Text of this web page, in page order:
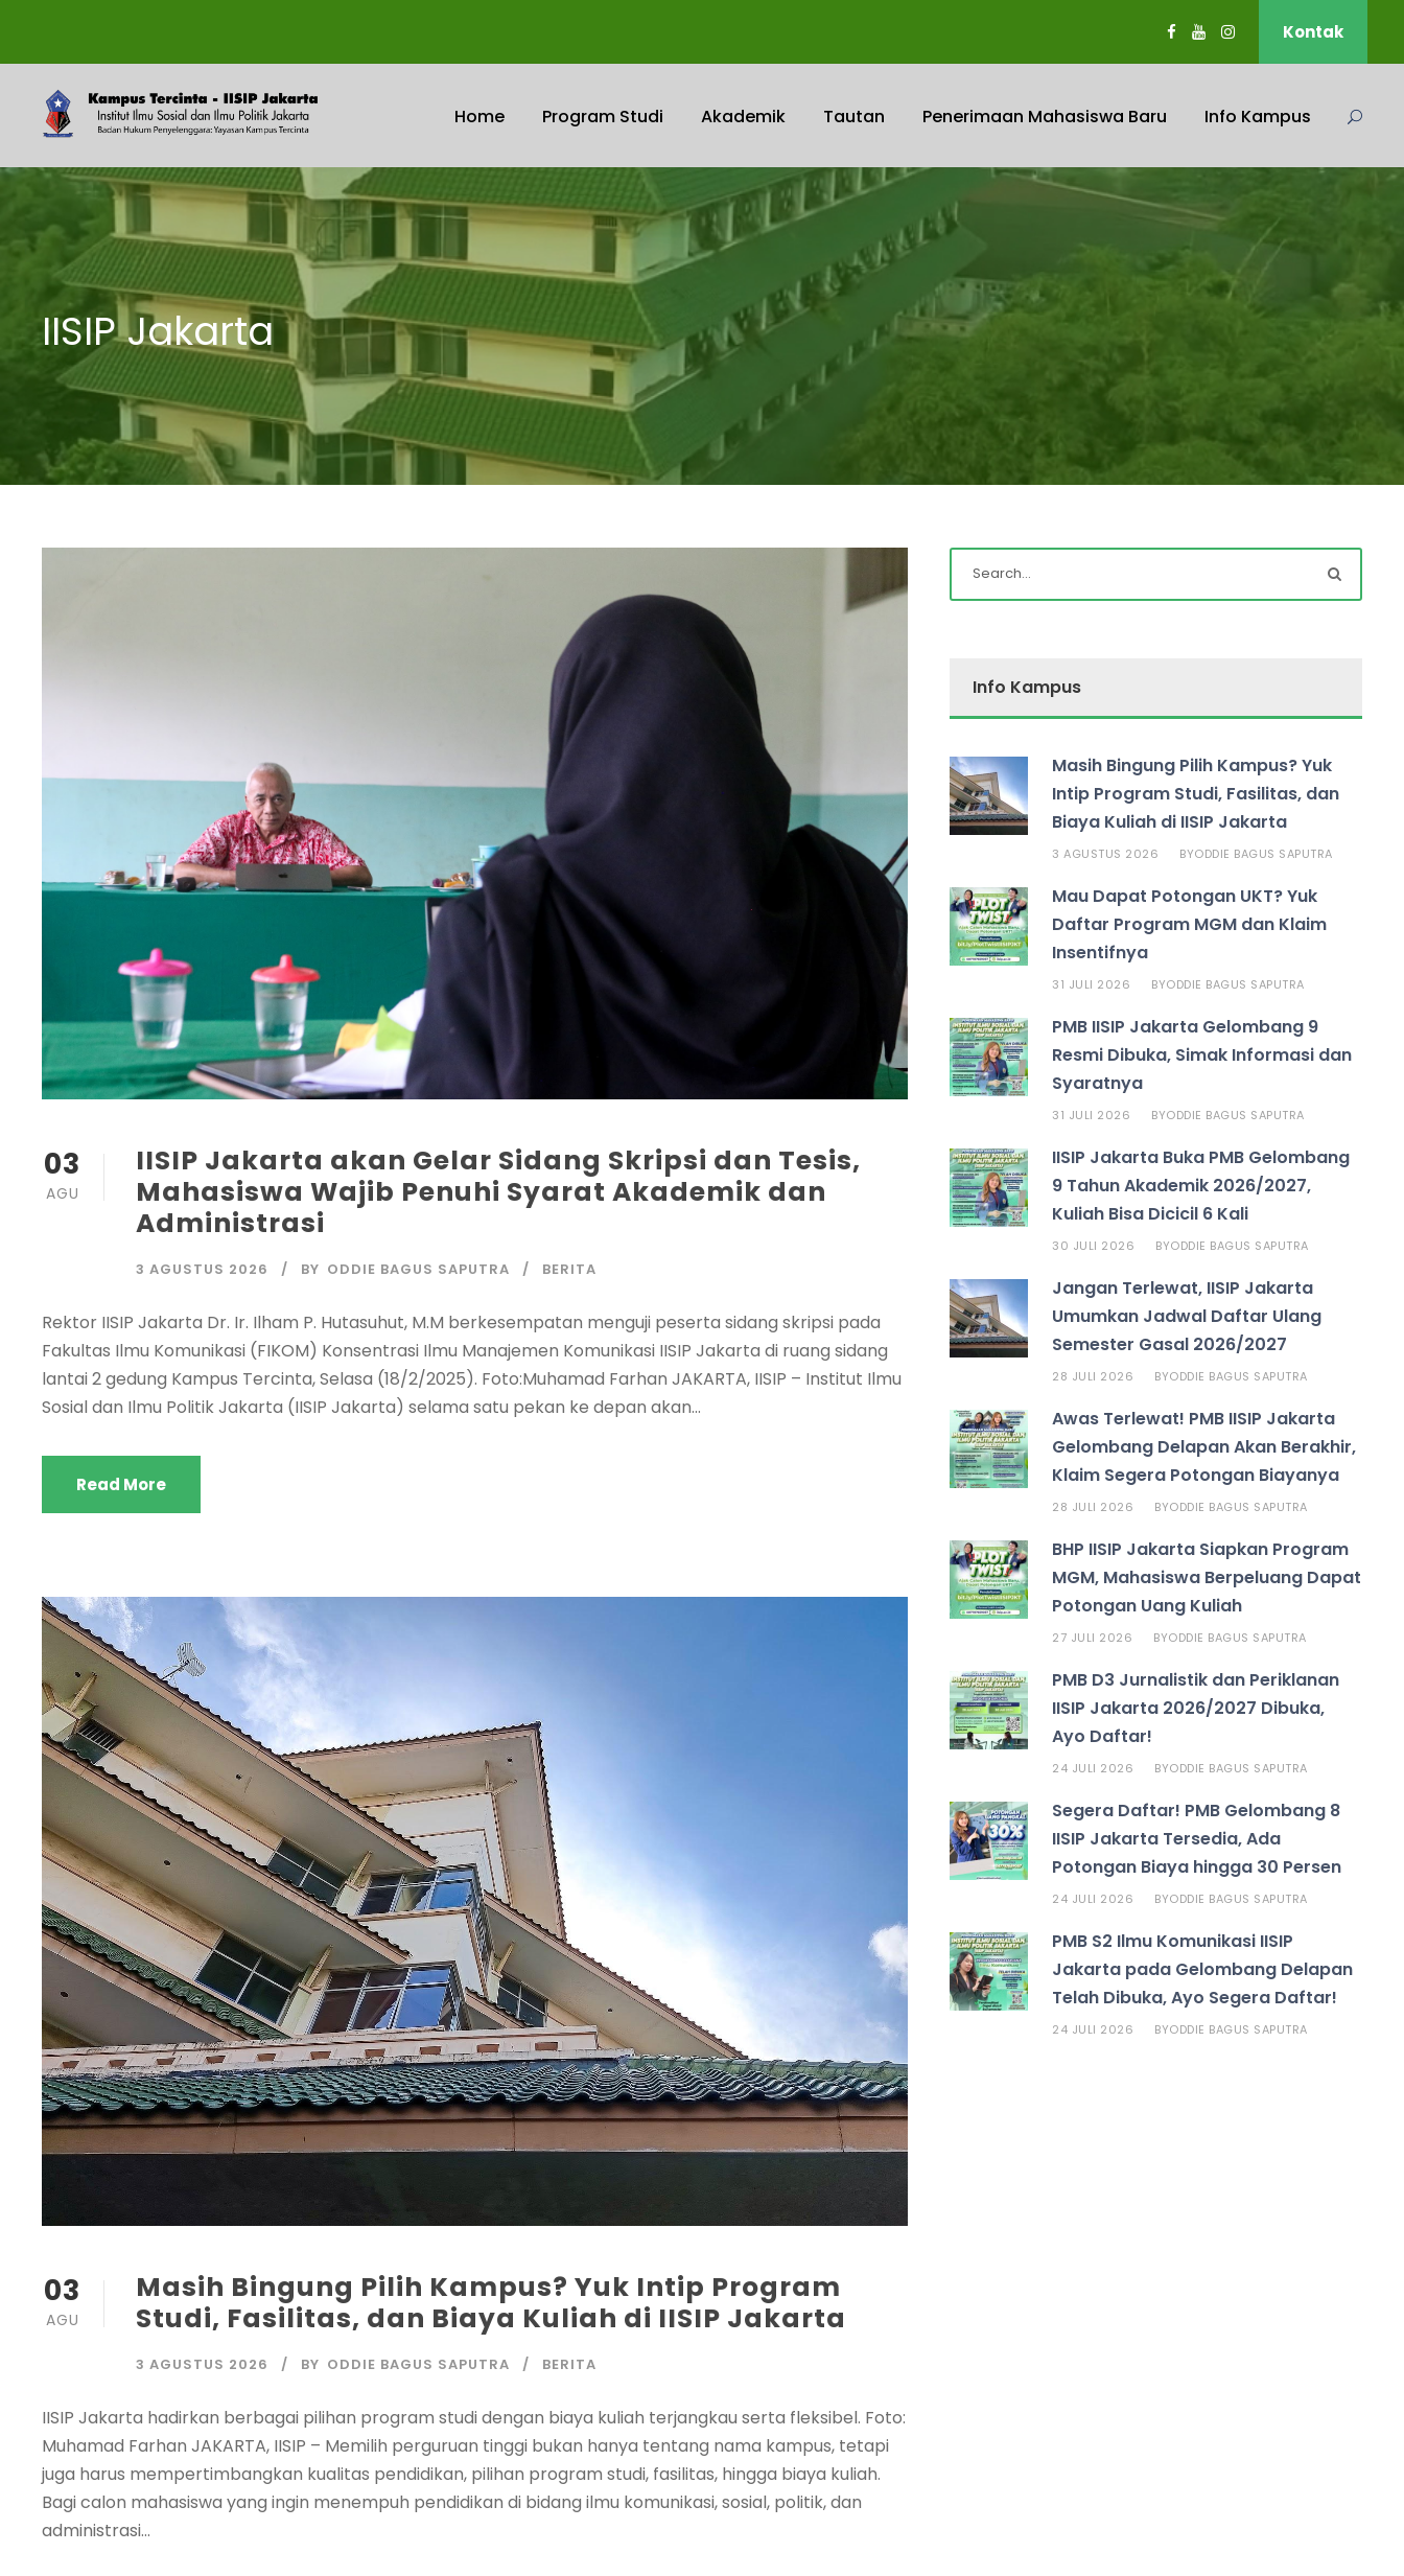
Kontak
Home Program Studi Akademik Tautan Penerimaan Mahasiswa Baru Info Kampus
IISIP Jakarta
03
AGU
IISIP Jakarta akan Gelar Sidang Skripsi dan Tesis,
Mahasiswa Wajib Penuhi Syarat Akademik dan
Administrasi
3 AGUSTUS 2026 BY ODDIE BAGUS SAPUTRA BERITA
Rektor IISIP Jakarta Dr. Ir. Ilham P. Hutasuhut, M.M berkesempatan menguji peserta sidang skripsi pada
Fakultas Ilmu Komunikasi (FIKOM) Konsentrasi Ilmu Manajemen Komunikasi IISIP Jakarta di ruang sidang
lantai 2 gedung Kampus Tercinta, Selasa (18/2/2025). Foto:Muhamad Farhan JAKARTA, IISIP – Institut Ilmu
Sosial dan Ilmu Politik Jakarta (IISIP Jakarta) selama satu pekan ke depan akan...
Read More
03
AGU
Masih Bingung Pilih Kampus? Yuk Intip Program
Studi, Fasilitas, dan Biaya Kuliah di IISIP Jakarta
3 AGUSTUS 2026 BY ODDIE BAGUS SAPUTRA BERITA
IISIP Jakarta hadirkan berbagai pilihan program studi dengan biaya kuliah terjangkau serta fleksibel. Foto:
Muhamad Farhan JAKARTA, IISIP – Memilih perguruan tinggi bukan hanya tentang nama kampus, tetapi
juga harus mempertimbangkan kualitas pendidikan, pilihan program studi, fasilitas, hingga biaya kuliah.
Bagi calon mahasiswa yang ingin menempuh pendidikan di bidang ilmu komunikasi, sosial, politik, dan
administrasi...
Info Kampus
Masih Bingung Pilih Kampus? Yuk
Intip Program Studi, Fasilitas, dan
Biaya Kuliah di IISIP Jakarta
3 AGUSTUS 2026 BYODDIE BAGUS SAPUTRA
Mau Dapat Potongan UKT? Yuk
Daftar Program MGM dan Klaim
Insentifnya
31 JULI 2026 BYODDIE BAGUS SAPUTRA
PMB IISIP Jakarta Gelombang 9
Resmi Dibuka, Simak Informasi dan
Syaratnya
31 JULI 2026 BYODDIE BAGUS SAPUTRA
IISIP Jakarta Buka PMB Gelombang
9 Tahun Akademik 2026/2027,
Kuliah Bisa Dicicil 6 Kali
30 JULI 2026 BYODDIE BAGUS SAPUTRA
Jangan Terlewat, IISIP Jakarta
Umumkan Jadwal Daftar Ulang
Semester Gasal 2026/2027
28 JULI 2026 BYODDIE BAGUS SAPUTRA
Awas Terlewat! PMB IISIP Jakarta
Gelombang Delapan Akan Berakhir,
Klaim Segera Potongan Biayanya
28 JULI 2026 BYODDIE BAGUS SAPUTRA
BHP IISIP Jakarta Siapkan Program
MGM, Mahasiswa Berpeluang Dapat
Potongan Uang Kuliah
27 JULI 2026 BYODDIE BAGUS SAPUTRA
PMB D3 Jurnalistik dan Periklanan
IISIP Jakarta 2026/2027 Dibuka,
Ayo Daftar!
24 JULI 2026 BYODDIE BAGUS SAPUTRA
Segera Daftar! PMB Gelombang 8
IISIP Jakarta Tersedia, Ada
Potongan Biaya hingga 30 Persen
24 JULI 2026 BYODDIE BAGUS SAPUTRA
PMB S2 Ilmu Komunikasi IISIP
Jakarta pada Gelombang Delapan
Telah Dibuka, Ayo Segera Daftar!
24 JULI 2026 BYODDIE BAGUS SAPUTRA